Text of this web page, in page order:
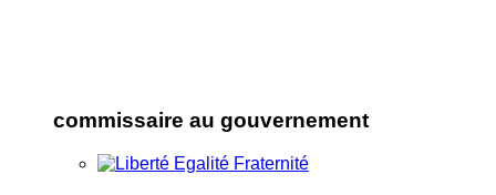
commissaire au gouvernement